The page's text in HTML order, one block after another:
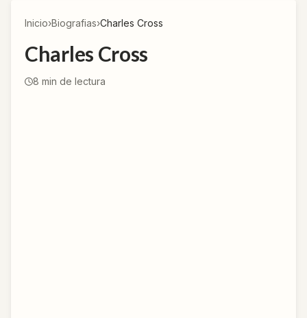
Inicio›Biografias›Charles Cross
Charles Cross
8 min de lectura